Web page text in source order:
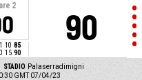
2
10 85
15 90
90
STADIO Palaserradimigni
GMT 07/04/23